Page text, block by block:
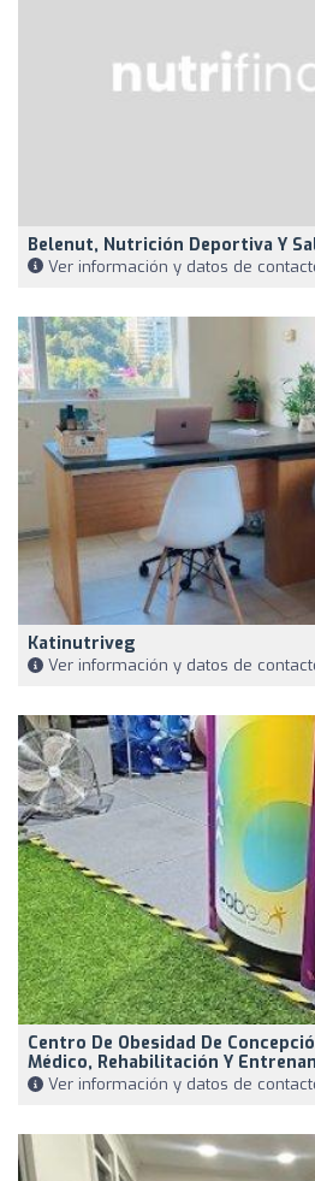
Belenut, Nutrición Deportiva Y
Ver información y datos de
Katinutriveg
Ver información y datos de
Centro De Obesidad De
Médico, Rehabilitación Y
Ver información y datos de